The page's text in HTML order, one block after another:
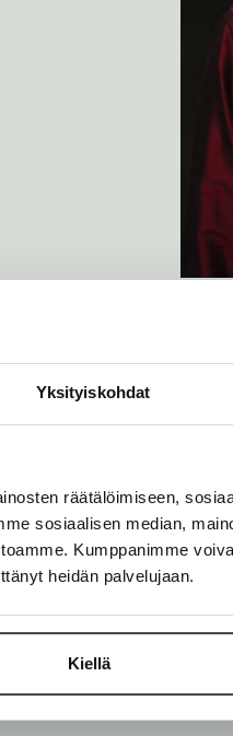
Yksityiskohdat
räätälöimiseen,
sosiaalisen median,
Kumppanimme
heidän palvelujaan.
Kiellä